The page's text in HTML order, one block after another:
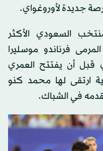
جديدة لأوروغواي.
المنتخب السعودي الأكثر
فرناندو موسليرا
قبل أن يفتتح العمري
ارتقى لها محمد كنو
في الشباك.